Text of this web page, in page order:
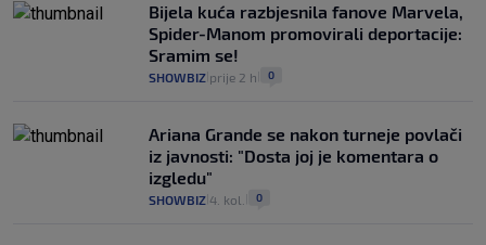
Bijela kuća razbjesnila fanove Marvela,
Spider-Manom promovirali deportacije:
Sramim se!
SHOWBIZ prije 2 h 0
Ariana Grande se nakon turneje povlači
iz javnosti: "Dosta joj je komentara o
izgledu"
SHOWBIZ 4. kol. 0